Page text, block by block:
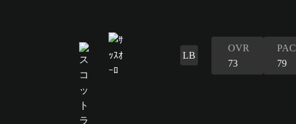
LB
OVR
73
PAC
79